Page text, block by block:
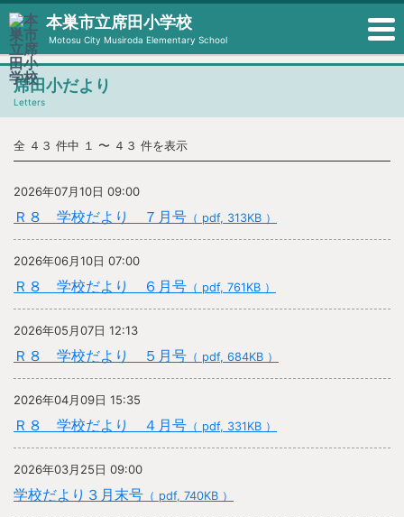
本巣市立席田小学校
Motosu City Musiroda Elementary School
席田小だより
Letters
全 ４３ 件中 １ 〜 ４３ 件を表示
2026年07月10日 09:00
Ｒ８ 学校だより ７月号 （ pdf, 313KB ）
2026年06月10日 07:00
Ｒ８ 学校だより ６月号 （ pdf, 761KB ）
2026年05月07日 12:13
Ｒ８ 学校だより ５月号 （ pdf, 684KB ）
2026年04月09日 15:35
Ｒ８ 学校だより ４月号 （ pdf, 331KB ）
2026年03月25日 09:00
学校だより３月末号 （ pdf, 740KB ）